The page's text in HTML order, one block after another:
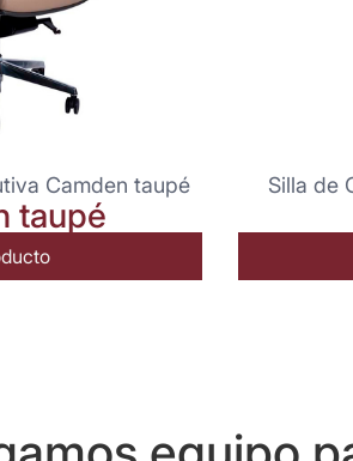
Camden taupé
taupé
Silla de